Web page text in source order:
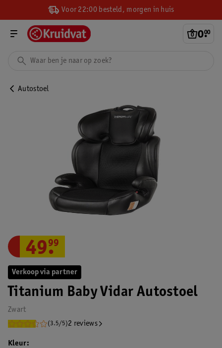
Voor 22:00 besteld, morgen in huis
0.
00
Autostoel
Verkoop via partner
Titanium Baby Vidar Autostoel
Zwart
(3.5/5)2 reviews
49.
99
Kleur